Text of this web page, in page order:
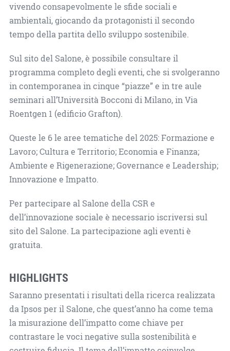
vivendo consapevolmente le sfide sociali e
ambientali, giocando da protagonisti il secondo
tempo della partita dello sviluppo sostenibile.
Sul sito del Salone, è possibile consultare il
programma completo degli eventi, che si svolgeranno
in contemporanea in cinque “piazze” e in tre aule
seminari all’Università Bocconi di Milano, in Via
Roentgen 1 (edificio Grafton).
Queste le 6 le aree tematiche del 2025: Formazione e
Lavoro; Cultura e Territorio; Economia e Finanza;
Ambiente e Rigenerazione; Governance e Leadership;
Innovazione e Impatto.
Per partecipare al Salone della CSR e
dell’innovazione sociale è necessario iscriversi sul
sito del Salone. La partecipazione agli eventi è
gratuita.
HIGHLIGHTS
Saranno presentati i risultati della ricerca realizzata
da Ipsos per il Salone, che quest’anno ha come tema
la misurazione dell’impatto come chiave per
contrastare le voci negative sulla sostenibilità e